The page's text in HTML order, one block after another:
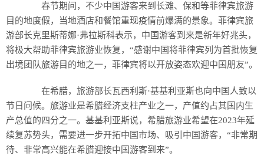
春节期间，不少中国游客来到长滩、保和等菲律宾旅游
目的地度假，当地酒店和餐馆重现疫情前爆满的景象。菲律宾旅
游部长克里斯蒂娜·弗拉斯科表示，中国游客到来是新年好兆头，
将极大帮助菲律宾旅游业恢复，“感谢中国将菲律宾列为首批恢复
出境团队旅游目的地之一，菲律宾将以开放姿态欢迎中国朋友”。
在希腊，旅游部长瓦西利斯·基基利亚斯也向中国人致以
节日问候。旅游业是希腊经济支柱产业之一，产值约占其国内生
产总值的四分之一。基基利亚斯说，希腊旅游业希望在2023年延
续复苏势头，需要进一步开拓中国市场、吸引中国游客，“非常期
待、非常高兴能在希腊迎接中国游客到来”。